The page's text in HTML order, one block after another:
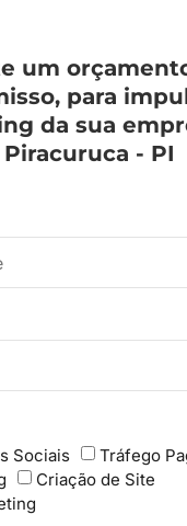
um
para
da sua
Piracuruca - PI
Sociais
Tráfego
Criação de Site